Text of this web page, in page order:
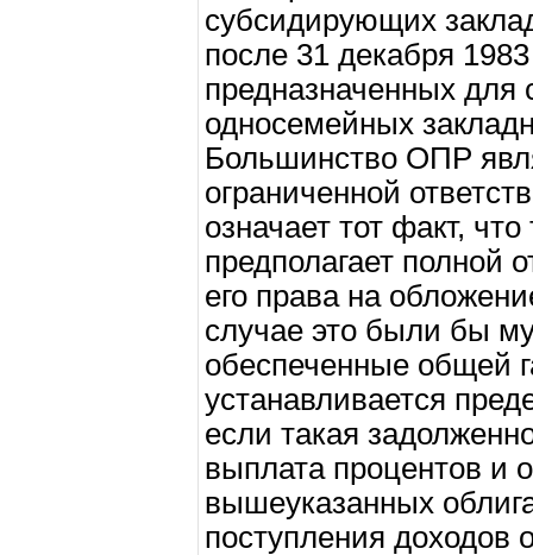
субсидирующих
после 31 декабря
предназначенных для
односемейных
Большинство ОПР
ограниченной
означает тот факт,
предполагает полной
его права на
случае это были бы
обеспеченные общей
устанавливается
если такая
выплата процентов и
вышеуказанных
поступления